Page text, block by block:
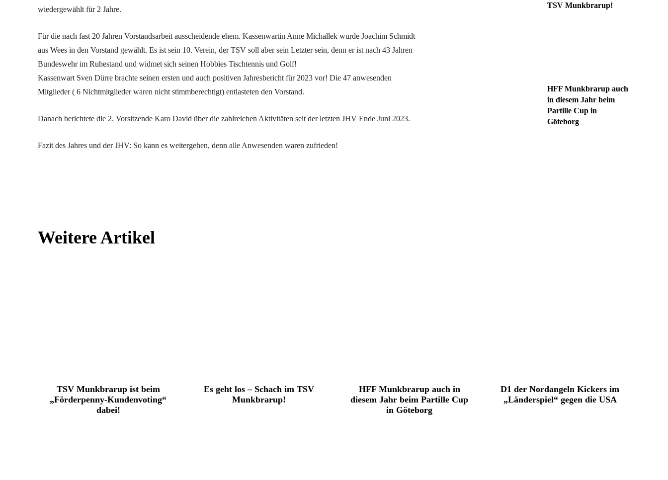
wiedergewählt für 2 Jahre.
Für die nach fast 20 Jahren Vorstandsarbeit ausscheidende ehem. Kassenwartin Anne Michallek wurde Joachim Schmidt
aus Wees in den Vorstand gewählt. Es ist sein 10. Verein, der TSV soll aber sein Letzter sein, denn er ist nach 43 Jahren
Bundeswehr im Ruhestand und widmet sich seinen Hobbies Tischtennis und Golf!
Kassenwart Sven Dürre brachte seinen ersten und auch positiven Jahresbericht für 2023 vor! Die 47 anwesenden
Mitglieder ( 6 Nichtmitglieder waren nicht stimmberechtigt) entlasteten den Vorstand.
Danach berichtete die 2. Vorsitzende Karo David über die zahlreichen Aktivitäten seit der letzten JHV Ende Juni 2023.
Fazit des Jahres und der JHV: So kann es weitergehen, denn alle Anwesenden waren zufrieden!
TSV Munkbrarup!
HFF Munkbrarup auch
in diesem Jahr beim
Partille Cup in
Göteborg
Weitere Artikel
TSV Munkbrarup ist beim
„Förderpenny-Kundenvoting“
dabei!
Es geht los – Schach im TSV
Munkbrarup!
HFF Munkbrarup auch in
diesem Jahr beim Partille Cup
in Göteborg
D1 der Nordangeln Kickers im
„Länderspiel“ gegen die USA